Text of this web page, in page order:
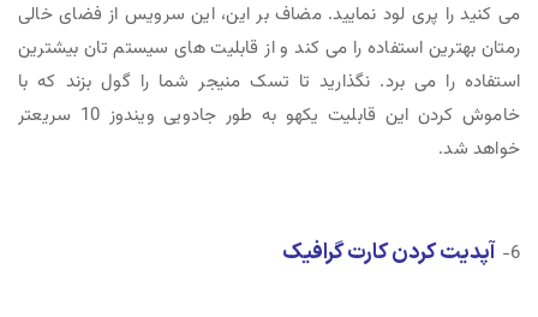
می کنید را پری لود نمایید. مضاف بر این، این سرویس از فضای خالی
رمتان بهترین استفاده را می کند و از قابلیت های سیستم تان بیشترین
استفاده را می برد. نگذارید تا تسک منیجر شما را گول بزند که با
خاموش کردن این قابلیت یکهو به طور جادویی ویندوز 10 سریعتر
خواهد شد.
6- آپدیت کردن کارت گرافیک